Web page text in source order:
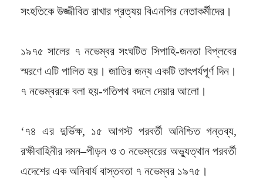
সংহতিকে উজ্জীবিত রাখার প্রত্যয় বিএনপির নেতাকর্মীদের।
১৯৭৫ সালের ৭ নভেম্বর সংঘটিত সিপাহি-জনতা বিপ্লবের
স্মরণে এটি পালিত হয়। জাতির জন্য একটি তাৎপর্যপূর্ণ দিন।
৭ নভেম্বরকে বলা হয়-গতিপথ বদলে দেয়ার আলো।
‘৭৪ এর দুর্ভিক্ষ, ১৫ আগস্ট পরবর্তী অনিশ্চিত গন্তব্য,
রক্ষীবাহিনীর দমন–পীড়ন ও ৩ নভেম্বরের অভ্যুত্থান পরবর্তী
এদেশের এক অনিবার্য বাস্তবতা ৭ নভেম্বর ১৯৭৫।